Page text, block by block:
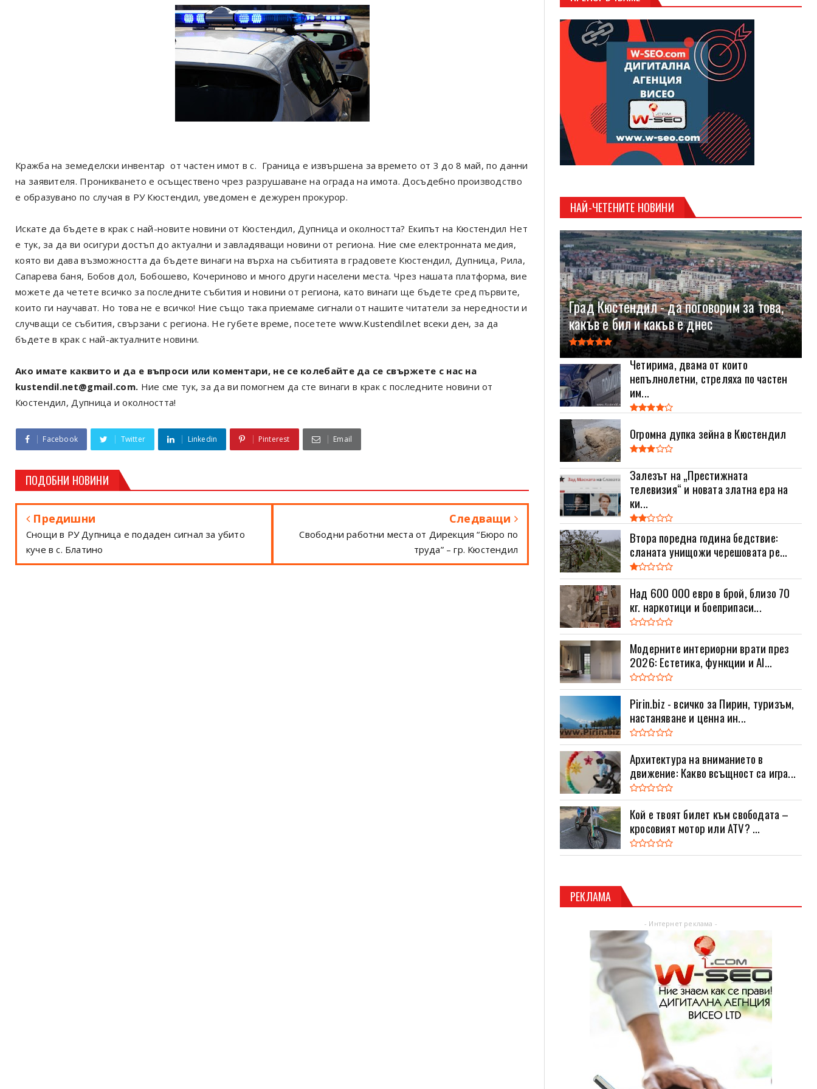
Кражба на земеделски инвентар от частен имот в с. Граница е извършена за времето от 3 до 8 май, по данни
на заявителя. Проникването е осъществено чрез разрушаване на ограда на имота. Досъдебно производство
е образувано по случая в РУ Кюстендил, уведомен е дежурен прокурор.
Искате да бъдете в крак с най-новите новини от Кюстендил, Дупница и околността? Екипът на Кюстендил Нет
е тук, за да ви осигури достъп до актуални и завладяващи новини от региона. Ние сме електронната медия,
която ви дава възможността да бъдете винаги на върха на събитията в градовете Кюстендил, Дупница, Рила,
Сапарева баня, Бобов дол, Бобошево, Кочериново и много други населени места. Чрез нашата платформа, вие
можете да четете всичко за последните събития и новини от региона, като винаги ще бъдете сред първите,
които ги научават. Но това не е всичко! Ние също така приемаме сигнали от нашите читатели за нередности и
случващи се събития, свързани с региона. Не губете време, посететеwww.Kustendil.net всеки ден, за да
бъдете в крак с най-актуалните новини.
Ако имате каквито и да е въпроси или коментари, не се колебайте да се свържете с нас на
kustendil.net@gmail.com. Ние сме тук, за да ви помогнем да сте винаги в крак с последните новини от
Кюстендил, Дупница и околността!
Facebook Twitter Linkedin Pinterest Email
ПОДОБНИ НОВИНИ
Предишни
Снощи в РУ Дупница е подаден сигнал за убито
куче в с. Блатино
Следващи
Свободни работни места от Дирекция “Бюро по
труда” – гр. Кюстендил
НАЙ-ЧЕТЕНИТЕ НОВИНИ
Град Кюстендил - да поговорим за това,
какъв е бил и какъв е днес
Четирима, двама от които
непълнолетни, стреляха по частен
им...
Огромна дупка зейна в Кюстендил
Залезът на „Престижната
телевизия“ и новата златна ера на
ки...
Втора поредна година бедствие:
сланата унищожи черешовата ре...
Над 600 000 евро в брой, близо 70
кг. наркотици и боеприпаси...
Модерните интериорни врати през
2026: Естетика, функции и AI...
Pirin.biz - всичко за Пирин, туризъм,
настаняване и ценна ин...
Архитектура на вниманието в
движение: Какво всъщност са игра...
Кой е твоят билет към свободата –
кросовият мотор или ATV? ...
РЕКЛАМА
- Интернет реклама -